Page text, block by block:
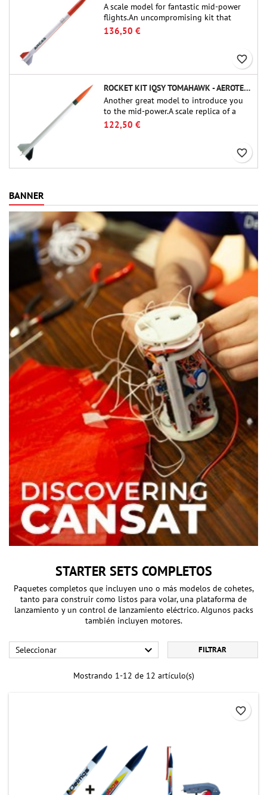
A scale model for fantastic mid-power
flights.An uncompromising kit that
allows you to build a replica of one of
the most famous sounding-rocket ever.
136,50 €
favorite_border
ROCKET KIT IQSY TOMAHAWK - AEROTECH
Another great model to introduce you
to the mid-power.A scale replica of a
famous sounding rocket, small in size
and peefect to move to higher-level kits.
122,50 €
favorite_border
BANNER
STARTER SETS COMPLETOS
Paquetes completos que incluyen uno o más modelos de cohetes,
tanto para construir como listos para volar, una plataforma de
lanzamiento y un control de lanzamiento eléctrico. Algunos packs
también incluyen motores.
Seleccionar  FILTRAR
Mostrando 1-12 de 12 artículo(s)
favorite_border